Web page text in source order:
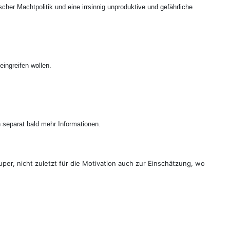
Machtpolitik und eine irrsinnig unproduktive und gefährliche
wollen.
bald mehr Informationen.
nicht zuletzt für die Motivation auch zur Einschätzung, wo